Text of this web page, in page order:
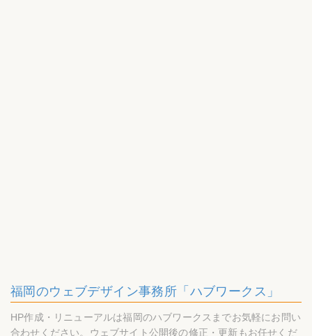
福岡のウェブデザイン事務所「ハブワークス」
HP作成・リニューアルは福岡のハブワークスまでお気軽にお問い
合わせください。ウェブサイト公開後の修正・更新もお任せくだ